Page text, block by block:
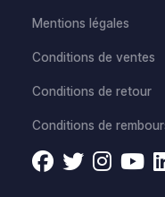
Mentions légales
Conditions de ventes
Conditions de retour
Conditions de